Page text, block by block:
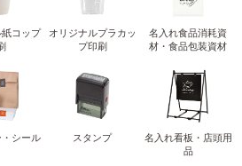
コップ
オリジナルプラカッ
プ印刷
名入れ食品消耗資
材・食品包装資材
シール スタンプ
名入れ看板・店頭用
品